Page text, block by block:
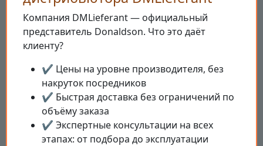
Компания DMLieferant — официальный
представитель Donaldson. Что это даёт
клиенту?
✔️ Цены на уровне производителя, без
накруток посредников
✔️ Быстрая доставка без ограничений по
объёму заказа
✔️ Экспертные консультации на всех
этапах: от подбора до эксплуатации